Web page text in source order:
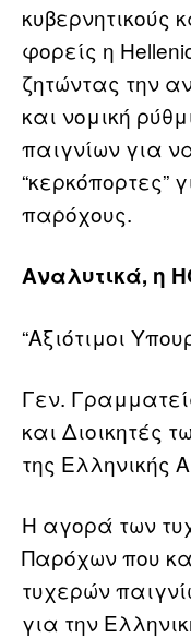
κυβερνητικούς
φορείς η
ζητώντας την
και νομική
παιγνίων για
“κερκόπορτες”
παρόχους.
Αναλυτικά, η
“Αξιότιμοι
Γεν.
και Διοικητές
της Ελληνικής
Η αγορά των
Παρόχων που
τυχερών
για την